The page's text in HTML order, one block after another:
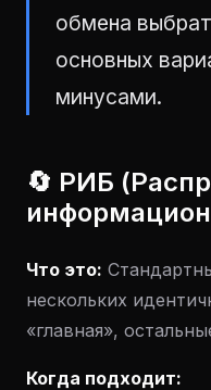
обмена
основных
минусами.
🔄 РИБ
Что это:
нескольких
«главная»,
Когда подходит: